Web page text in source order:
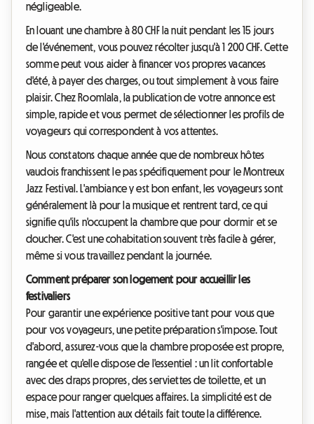
négligeable.
En louant une chambre à 80 CHF la nuit pendant les 15 jours
de l'événement, vous pouvez récolter jusqu'à 1 200 CHF. Cette
somme peut vous aider à financer vos propres vacances
d'été, à payer des charges, ou tout simplement à vous faire
plaisir. Chez Roomlala, la publication de votre annonce est
simple, rapide et vous permet de sélectionner les profils de
voyageurs qui correspondent à vos attentes.
Nous constatons chaque année que de nombreux hôtes
vaudois franchissent le pas spécifiquement pour le Montreux
Jazz Festival. L'ambiance y est bon enfant, les voyageurs sont
généralement là pour la musique et rentrent tard, ce qui
signifie qu'ils n'occupent la chambre que pour dormir et se
doucher. C'est une cohabitation souvent très facile à gérer,
même si vous travaillez pendant la journée.
Comment préparer son logement pour accueillir les
festivaliers
Pour garantir une expérience positive tant pour vous que
pour vos voyageurs, une petite préparation s'impose. Tout
d'abord, assurez-vous que la chambre proposée est propre,
rangée et qu'elle dispose de l'essentiel : un lit confortable
avec des draps propres, des serviettes de toilette, et un
espace pour ranger quelques affaires. La simplicité est de
mise, mais l'attention aux détails fait toute la différence.